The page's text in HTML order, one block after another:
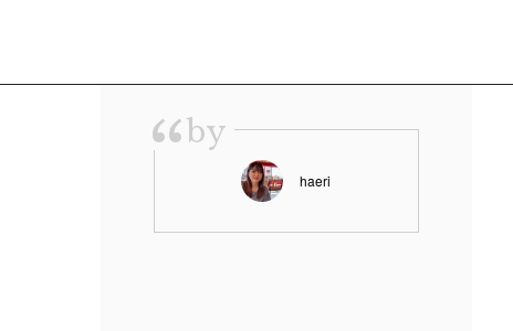
“by
haeri